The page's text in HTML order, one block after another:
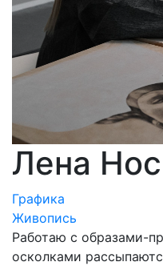
Лена
Графика
Живопись
Работаю с образами-
осколками